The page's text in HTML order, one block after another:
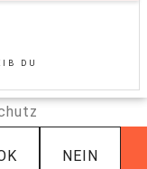
DU
NEIN